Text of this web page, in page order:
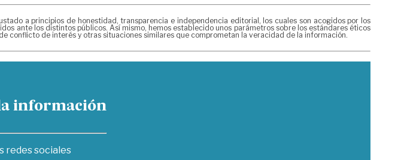
a principios de honestidad, transparencia e independencia editorial, los cuales son acogidos por los
ante los distintos públicos. Así mismo, hemos establecido unos parámetros sobre los estándares éticos
conflicto de interés y otras situaciones similares que comprometan la veracidad de la información.
información
redes sociales